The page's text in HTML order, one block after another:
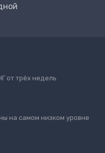
от трёх недель
на самом низком уровне